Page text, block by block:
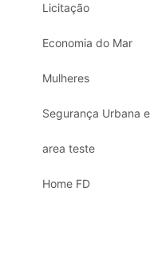
Licitação
Economia do Mar
Mulheres
Segurança Urbana e
area teste
Home FD